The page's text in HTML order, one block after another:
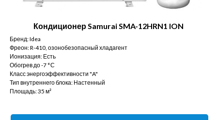
Кондиционер Samurai SMA-12HRN1 ION
Бренд: Idea
Фреон: R-410, озонобезопасный хладагент
Ионизация: Есть
Обогрев до -7 °С
Класс энергоэффективности "A"
Тип внутреннего блока: Настенный
Площадь: 35 м²